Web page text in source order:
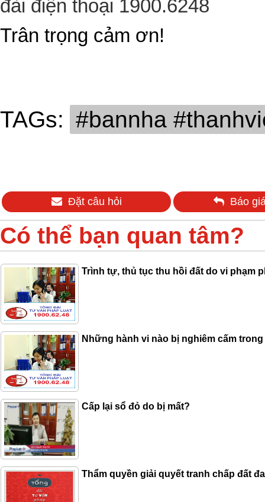
đài điện thoại 1900.6248
Trân trọng cảm ơn!
TAGs: #bannha
Đặt câu hỏi Báo
Có thể bạn quan tâm?
Trình tự, thủ tục thu hồi đất do vi phạm
Những hành vi nào bị nghiêm cấm
Cấp lại sổ đỏ do bị mất?
Thẩm quyền giải quyết tranh chấp đất